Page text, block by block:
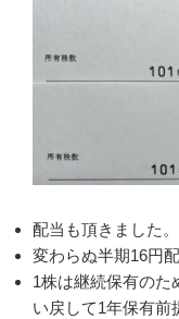
配当も頂きました。
変わらぬ半期16円配
1株は継続保有のた
い戻して1年保有前